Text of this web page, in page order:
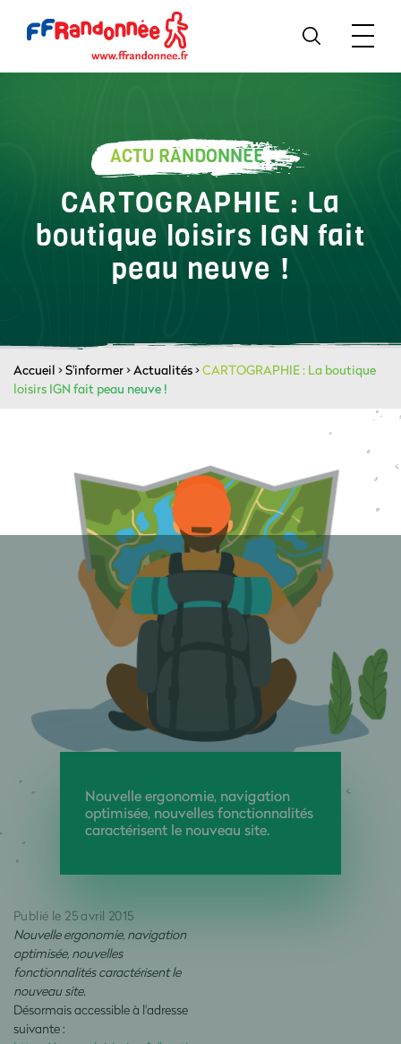
ACTU RANDONNÉE
CARTOGRAPHIE : La
boutique loisirs IGN fait
peau neuve !
Accueil >S'informer>Actualités>CARTOGRAPHIE : La boutique
loisirs IGN fait peau neuve !
Nouvelle ergonomie, navigation
optimisée, nouvelles fonctionnalités
caractérisent le nouveau site.
Publié le 25 avril 2015
Nouvelle ergonomie, navigation
optimisée, nouvelles
fonctionnalités caractérisent le
nouveau site.
Désormais accessible à l'adresse
suivante :